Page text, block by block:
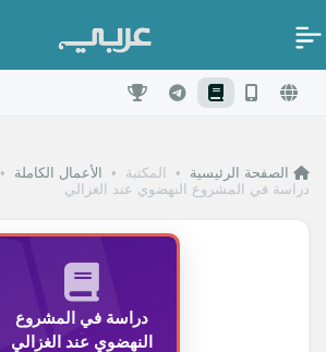
الصفحة الرئيسية • المكتبة • الأعمال الكاملة
•
دراسة في المشروع النهضوي عند الغزالي
دراسة في المشروع
النهضوي عند الغزالي